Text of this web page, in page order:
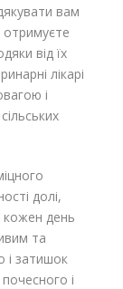
вам
від їх
лікарі
і
долі,
кожен день
та
і затишок
і